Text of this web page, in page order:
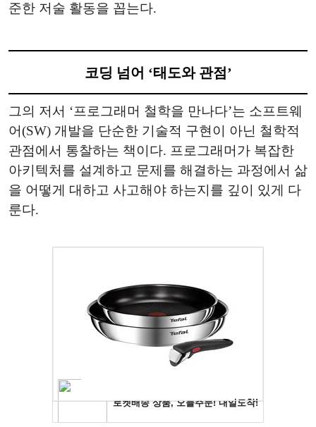
준한 저술 활동을 꼽는다.
코딩 넘어 ‘태도와 관점’
그의 저서 ‘프로그래머 철학을 만나다’는 소프트웨
어(SW) 개발을 단순한 기술적 구현이 아닌 철학적
관점에서 통찰하는 책이다. 프로그래머가 복잡한
아키텍처를 설계하고 문제를 해결하는 과정에서 삶
을 어떻게 대하고 사고해야 하는지를 깊이 있게 다
룬다.